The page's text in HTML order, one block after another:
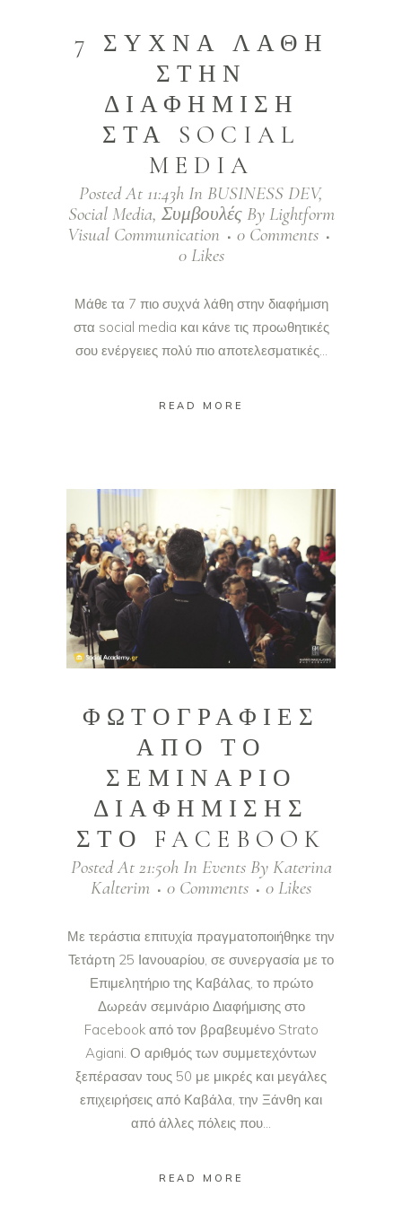
7 ΣΥΧΝΑ ΛΑΘΗ
ΣΤΗΝ
ΔΙΑΦΗΜΙΣΗ
ΣΤΑ SOCIAL
MEDIA
Posted At 11:43h In BUSINESS DEV,
Social Media, Συμβουλές By Lightform
Visual Communication
0 Comments
0 Likes
Μάθε τα 7 πιο συχνά λάθη στην διαφήμιση
στα social media και κάνε τις προωθητικές
σου ενέργειες πολύ πιο αποτελεσματικές...
READ MORE
ΦΩΤΟΓΡΑΦΙΕΣ
ΑΠΟ ΤΟ
ΣΕΜΙΝΑΡΙΟ
ΔΙΑΦΗΜΙΣΗΣ
ΣΤΟ FACEBOOK
Posted At 21:50hIn Events By Katerina
Kalterim
0 Comments 0 Likes
Με τεράστια επιτυχία πραγματοποιήθηκε την
Τετάρτη 25 Ιανουαρίου, σε συνεργασία με το
Επιμελητήριο της Καβάλας, το πρώτο
Δωρεάν σεμινάριο Διαφήμισης στο
Facebook από τον βραβευμένο Strato
Agiani. Ο αριθμός των συμμετεχόντων
ξεπέρασαν τους 50 με μικρές και μεγάλες
επιχειρήσεις από Καβάλα, την Ξάνθη και
από άλλες πόλεις που...
READ MORE